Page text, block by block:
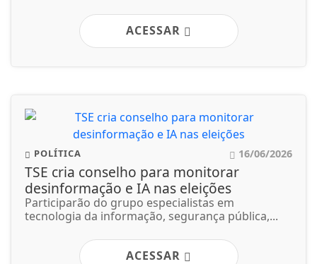
ACESSAR
POLÍTICA 16/06/2026
TSE cria conselho para monitorar
desinformação e IA nas eleições
Participarão do grupo especialistas em
tecnologia da informação, segurança pública,...
ACESSAR